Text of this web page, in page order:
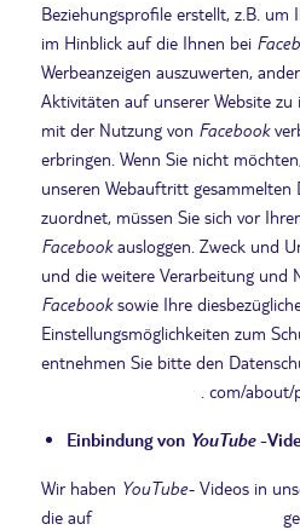
Beziehungsprofile erstellt, z.B. um
im Hinblick auf die Ihnen bei
Werbeanzeigen auszuwerten,
Aktivitäten auf unserer Website
mit der Nutzung von Facebook
erbringen. Wenn Sie nicht
unseren Webauftritt gesammelten
zuordnet, müssen Sie sich vor
Facebookausloggen. Zweck und
und die weitere Verarbeitung und
Facebooksowie Ihre
Einstellungsmöglichkeiten zum
entnehmen Sie bitte den
. com/
Einbindung von YouTube-
Wir haben YouTube- Videos in
die auf